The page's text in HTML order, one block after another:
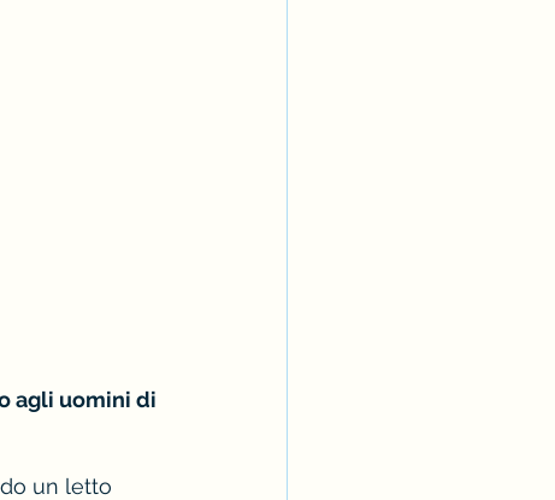
agli uomini di
un letto